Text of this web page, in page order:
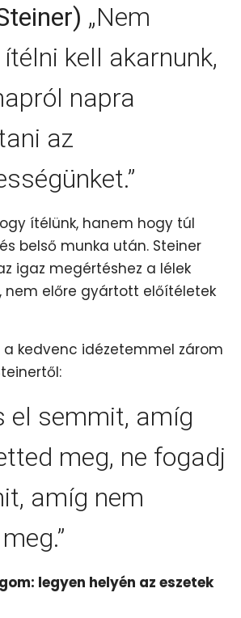
„Nem
kell akarnunk,
napra
az
ítélünk, hanem hogy túl
belső munka után. Steiner
igaz megértéshez a lélek
nem előre gyártott előítéletek
kedvenc idézetemmel zárom
el semmit, amíg
meg, ne fogadj
amíg nem
legyen helyén az eszetek